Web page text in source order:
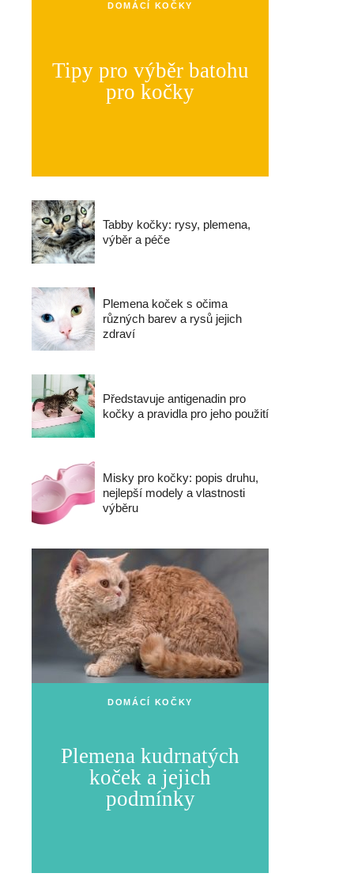
DOMÁCÍ KOČKY
Tipy pro výběr batohu
pro kočky
Tabby kočky: rysy, plemena,
výběr a péče
Plemena koček s očima
různých barev a rysů jejich
zdraví
Představuje antigenadin pro
kočky a pravidla pro jeho použití
Misky pro kočky: popis druhu,
nejlepší modely a vlastnosti
výběru
DOMÁCÍ KOČKY
Plemena kudrnatých
koček a jejich
podmínky